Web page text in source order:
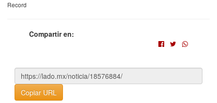
Record
Compartir en:
Copiar URL